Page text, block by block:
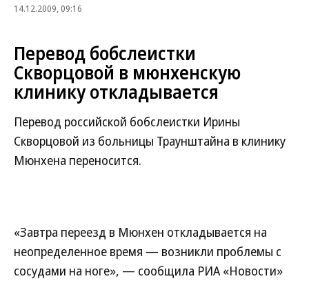
14.12.2009, 09:16
Перевод бобслеистки
Скворцовой в мюнхенскую
клинику откладывается
Перевод российской бобслеистки Ирины
Скворцовой из больницы Траунштайна в клинику
Мюнхена переносится.
«Завтра переезд в Мюнхен откладывается на
неопределенное время — возникли проблемы с
сосудами на ноге», — сообщила РИА «Новости»